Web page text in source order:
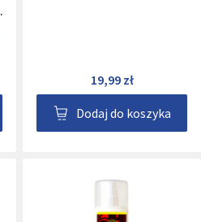
19,99 zł
Dodaj do koszyka